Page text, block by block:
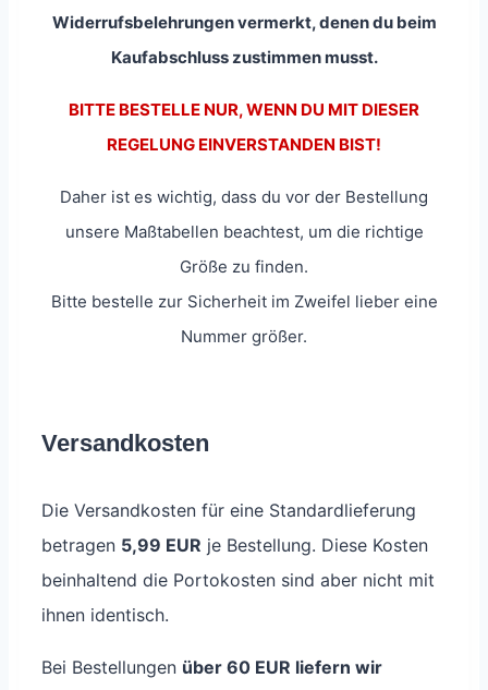
Widerrufsbelehrungen vermerkt, denen du beim
Kaufabschluss zustimmen musst.
BITTE BESTELLE NUR, WENN DU MIT DIESER
REGELUNG EINVERSTANDEN BIST!
Daher ist es wichtig, dass du vor der Bestellung
unsere Maßtabellen beachtest, um die richtige
Größe zu finden.
Bitte bestelle zur Sicherheit im Zweifel lieber eine
Nummer größer.
Versandkosten
Die Versandkosten für eine Standardlieferung
betragen 5,99 EUR je Bestellung. Diese Kosten
beinhaltend die Portokosten sind aber nicht mit
ihnen identisch.
Bei Bestellungen über 60 EUR liefern wir